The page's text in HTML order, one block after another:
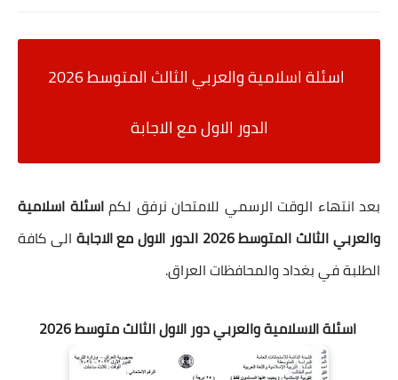
اسئلة اسلامية والعربي الثالث المتوسط 2026
الدور الاول مع الاجابة
بعد انتهاء الوقت الرسمي للامتحان نرفق لكماسئلة اسلامية
والعربي الثالث المتوسط 2026 الدور الاول مع الاجابة
الى كافة
الطلبة في بغداد والمحافظات العراق.
اسئلة الاسلامية والعربي دور الاول الثالث متوسط 2026